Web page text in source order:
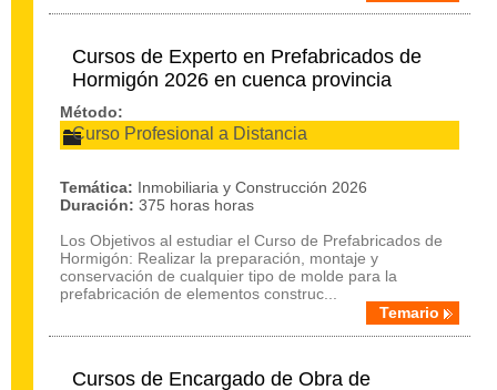
Cursos de Experto en Prefabricados de
Hormigón 2026 en cuenca provincia
Método:
Curso Profesional a Distancia
Temática: Inmobiliaria y Construcción 2026
Duración: 375 horas horas
Los Objetivos al estudiar el Curso de Prefabricados de
Hormigón: Realizar la preparación, montaje y
conservación de cualquier tipo de molde para la
prefabricación de elementos construc...
Temario
Cursos de Encargado de Obra de